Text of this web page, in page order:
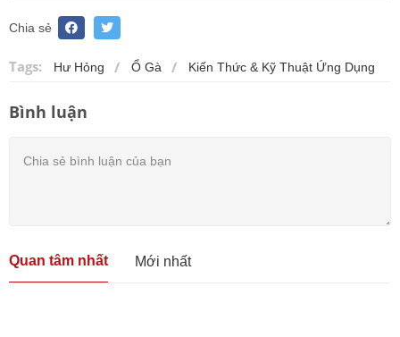
Chia sẻ
Tags: Hư Hỏng Ổ Gà Kiến Thức & Kỹ Thuật Ứng Dụng
Bình luận
Quan tâm nhất Mới nhất